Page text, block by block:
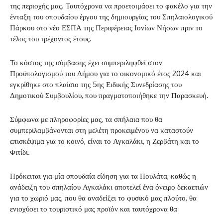
της περιοχής μας. Ταυτόχρονα να προετοιμάσει το φακέλο για την
ένταξη του σπουδαίου έργου της δημιουργίας του Σπηλαιολογικού
Πάρκου στο νέο ΕΣΠΑ της Περιφέρειας Ιονίων Νήσων πριν το
τέλος του τρέχοντος έτους.
Το κόστος της σύμβασης έχει συμπεριληφθεί στον
Προϋπολογισμού του Δήμου για το οικονομικό έτος 2024 και
εγκρίθηκε στο πλαίσιο της 5ης Ειδικής Συνεδρίασης του
Δημοτικού Συμβουλίου, που πραγματοποιήθηκε την Παρασκευή.
Σύμφωνα με πληροφορίες μας, τα σπήλαια που θα
συμπεριλαμβάνονται στη μελέτη προκειμένου να καταστούν
επισκέψιμα για το κοινό, είναι το Αγκαλάκι, η Ζερβάτη και το
Φιτίδι.
Πρόκειται για μία σπουδαία είδηση για τα Πουλάτα, καθώς η
ανάδειξη του σπηλαίου Αγκαλάκι αποτελεί ένα όνειρο δεκαετιών
για το χωριό μας, που θα αναδείξει το φυσικό μας πλούτο, θα
ενισχύσει το τουριστικό μας προϊόν και ταυτόχρονα θα